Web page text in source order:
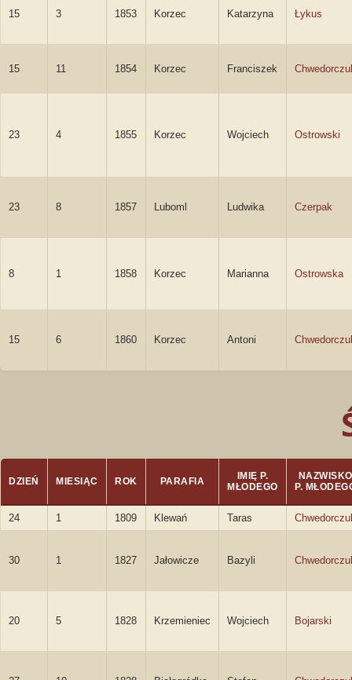
15 3 1853 Korzec Katarzyna Łykus
15 11 1854 Korzec Franciszek
23 4 1855 Korzec Wojciech Ostrowski
23 8 1857 Luboml Ludwika Czerpak
8 1 1858 Korzec Marianna Ostrowska
15 6 1860 Korzec Antoni
DZIEŃ MIESIĄC ROK PARAFIA
IMIĘ P.
MŁODEGO
NAZWISKO
P.
24 1 1809 Klewań Taras
30 1 1827 Jałowicze Bazyli
20 5 1828 Krzemieniec Wojciech Bojarski